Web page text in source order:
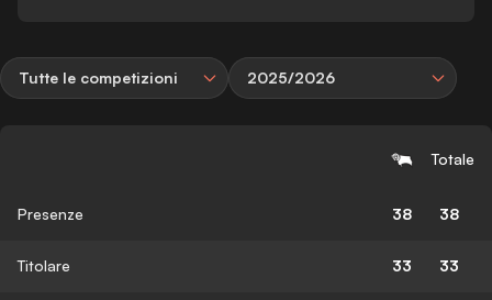
Tutte le competizioni 2025/2026
Totale
Presenze 38 38
Titolare 33 33